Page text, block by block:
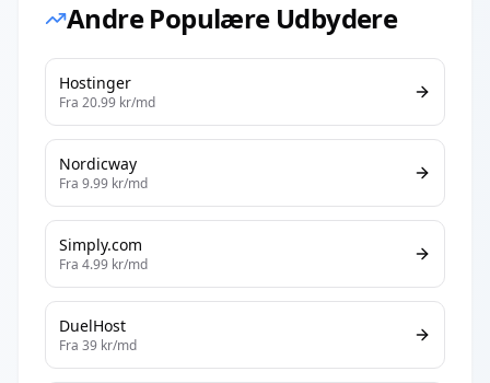
Andre Populære Udbydere
Hostinger
Fra 20.99 kr/md
Nordicway
Fra 9.99 kr/md
Simply.com
Fra 4.99 kr/md
DuelHost
Fra 39 kr/md